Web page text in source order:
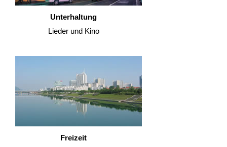
Unterhaltung
Lieder und Kino
Freizeit